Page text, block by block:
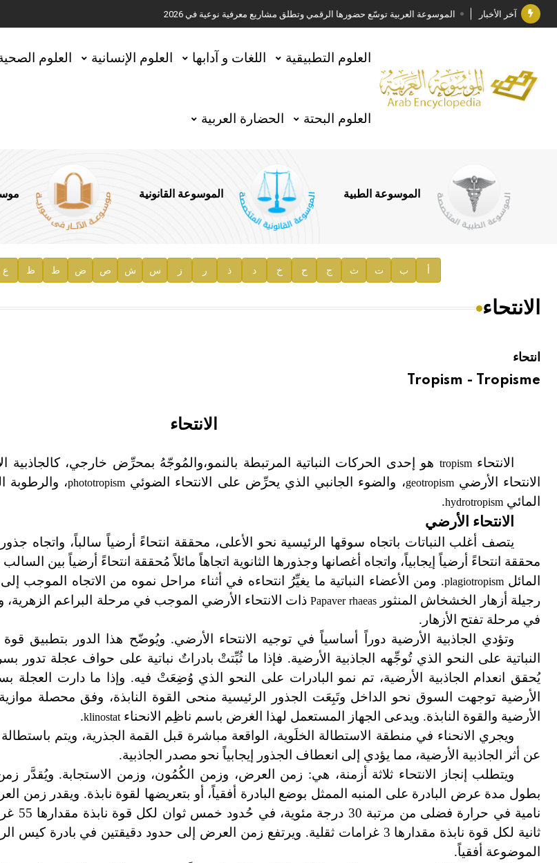
آخر الأخبار الموسوعة العربية توسّع حضورها الرقمي وتطلق مشاريع معرفية نوعية في 2026
جائزة مجمع الملك سلمان العالمي للغة العربية 2025
الأستاذ إياد خالد الطباع مدير عام لهيئة الموسوعة العربية
السيد محمد ياسين صالح وزيرا للثقافة
توصيات مجلس الإدارة
صدور المجلد السابع من موسوعة الآثار في سورية
إعلان..
العلوم التطبيقية اللغات و آدابها العلوم الإنسانية العلوم
العلوم البحتة الحضارة العربية
الموسوعة الطبية الموسوعة القانونية
أ ب ت ث ج ح خ د ذ ر ز س ش ص ض ط ظ ع
الانتحاء
انتحاء
Tropism - Tropisme
الانتحاء
الانتحاءtropism هو إحدى الحركات النباتية المرتبطة بالنمو،والمُوجّهُ بمحرِّض خارجي،
الانتحاء الأرضيgeotropism، والضوء الجانبي الذي يحرِّض على الانتحاء الضوئي phototropism، والرطوبة
المائي hydrotropism
.
الانتحاء الأرضي
يتصف أغلب النباتات باتجاه سوقها الرئيسية نحو الأعلى، محققة انتحاءً أرضياً سالباً، واتجاه
محققة انتحاءً أرضياً إيجابياً، واتجاه أغصانها وجذورها الثانوية اتجاهاً مائلاً مُحققة انتحاءً أرضياً بين
المائلplagiotropism. ومن الأعضاء النباتية ما يغيِّرُ انتحاءه في أثناء مراحل نموه من الاتجاه الموجب
رجيلة أزهار الخشخاش المنثورPapaver rhaeasذات الانتحاء الأرضي الموجب في مرحلة البراعم الزهرية،
في مرحلة تفتح الأزهار.
وتؤدي الجاذبية الأرضية دوراً أساسياً في توجيه الانتحاء الأرضي. ويُوضّح هذا الدور بتطبيق قوة
النباتية على النحو الذي تُوجِّهه الجاذبية الأرضية. فإذا ما ثُبِّتتْ بادراتٌ نباتية على حواف عجلة تدور
يُحقق انعدام الجاذبية الأرضية، تم نمو البادرات على النحو الذي وُضِعَتْ فيه. وإذا ما دارت العجلة
الأرضية توجهت السوق نحو الداخل وتَبِعَت الجذور الرئيسية منحى القوة النابذة، وفق محصلة
الأرضية والقوة النابذة. ويدعى الجهاز المستعمل لهذا الغرض باسم ناظِم الانحناء klinostat
.
ويجري الانحناء في منطقة الاستطالة الخلَوية، الواقعة مباشرة قبل القمة الجذرية، ويتم باستطالة
عن أثر الجاذبية الأرضية، مما يؤدي إلى انعطاف الجذور إيجابياً نحو مصدر الجاذبية.
ويتطلب إنجاز الانتحاء ثلاثة أزمنة، هي: زمن العرض، وزمن الكُمُون، وزمن الاستجابة. ويُقدَّر
بطول مدة عرض البادرة على المنبه الممثل بوضع البادرة أفقياً، أو بتعريضها لقوة نابذة. ويقدر زمن
نامية في
ثانية لكل قوة نابذة مقدارها 3 غرامات ثقلية. ويرتفع زمن العرض إلى حدود دقيقتين في بادرة كيس الراعي
الموضوعة أفقياً.